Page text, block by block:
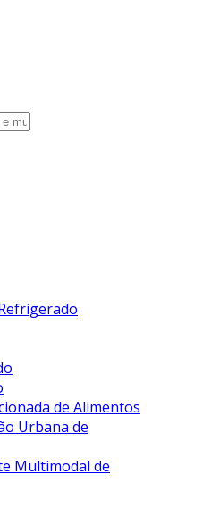
de Alimentos
Urbana de
Multimodal de